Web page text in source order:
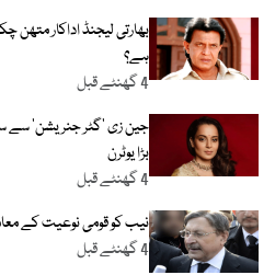
بھارتی لیجنڈ اداکار
ہے؟
4 گھنٹے قبل
جین زی ’گٹر جنریشن‘ سے
بڑا یوٹرن
4 گھنٹے قبل
نیب کو قومی نوعیت کے
4 گھنٹے قبل